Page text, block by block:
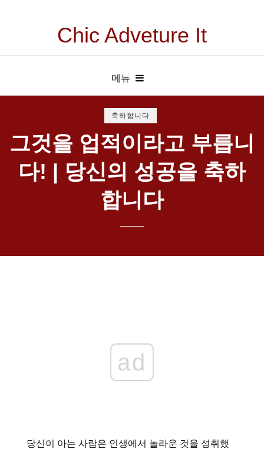
Chic Adveture It
메뉴
축하합니다
그것을 업적이라고 부릅니
다! | 당신의 성공을 축하
합니다
ad
당신이 아는 사람은 인생에서 놀라운 것을 성취했